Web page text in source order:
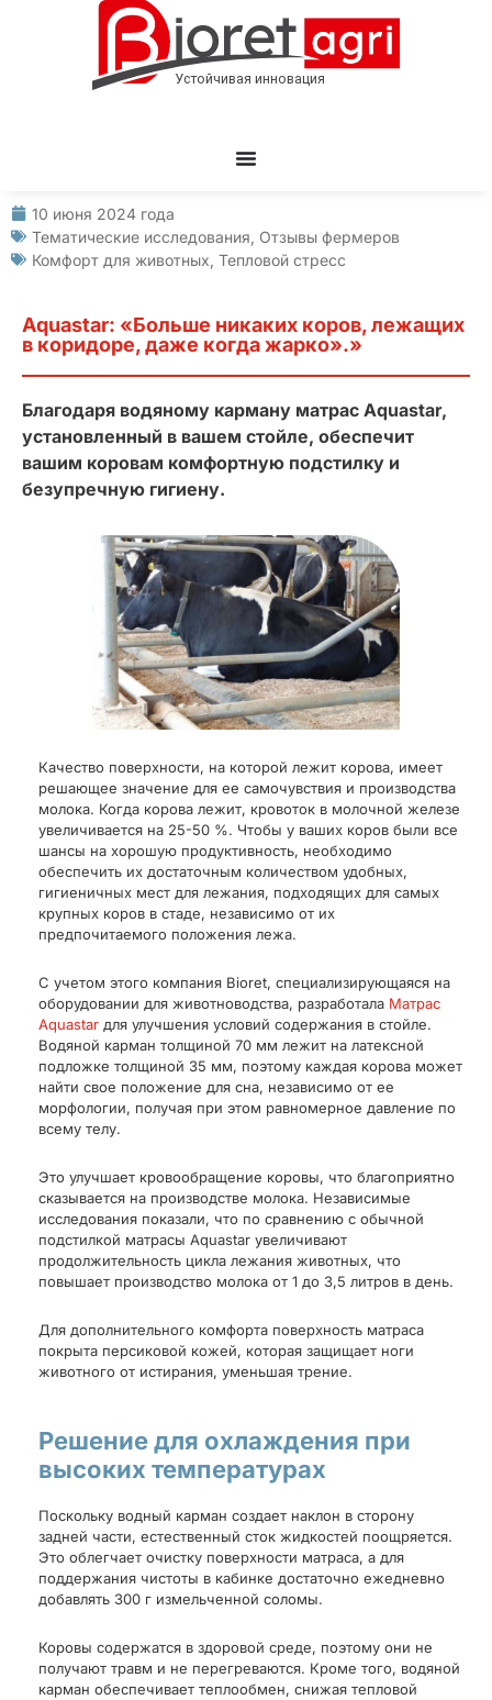
10 июня 2024 года
Тематические исследования Отзывы фермеров
Комфорт для животных Тепловой стресс
Aquastar: «Больше никаких коров, лежащих
в коридоре, даже когда жарко».»
Благодаря водяному карману матрас Aquastar,
установленный в вашем стойле, обеспечит
вашим коровам комфортную подстилку и
безупречную гигиену.
Качество поверхности, на которой лежит корова, имеет
решающее значение для ее самочувствия и производства
молока. Когда корова лежит, кровоток в молочной железе
увеличивается на 25-50 %. Чтобы у ваших коров были все
шансы на хорошую продуктивность, необходимо
обеспечить их достаточным количеством удобных,
гигиеничных мест для лежания, подходящих для самых
крупных коров в стаде, независимо от их
предпочитаемого положения лежа.
С учетом этого компания Bioret, специализирующаяся на
оборудовании для животноводства, разработала Матрас
Aquastar для улучшения условий содержания в стойле.
Водяной карман толщиной 70 мм лежит на латексной
подложке толщиной 35 мм, поэтому каждая корова может
найти свое положение для сна, независимо от ее
морфологии, получая при этом равномерное давление по
всему телу.
Это улучшает кровообращение коровы, что благоприятно
сказывается на производстве молока. Независимые
исследования показали, что по сравнению с обычной
подстилкой матрасы Aquastar увеличивают
продолжительность цикла лежания животных, что
повышает производство молока от 1 до 3,5 литров в день.
Для дополнительного комфорта поверхность матраса
покрыта персиковой кожей, которая защищает ноги
животного от истирания, уменьшая трение.
Решение для охлаждения при
высоких температурах
Поскольку водный карман создает наклон в сторону
задней части, естественный сток жидкостей поощряется.
Это облегчает очистку поверхности матраса, а для
поддержания чистоты в кабинке достаточно ежедневно
добавлять 300 г измельченной соломы.
Коровы содержатся в здоровой среде, поэтому они не
получают травм и не перегреваются. Кроме того, водяной
карман обеспечивает теплообмен, снижая тепловой